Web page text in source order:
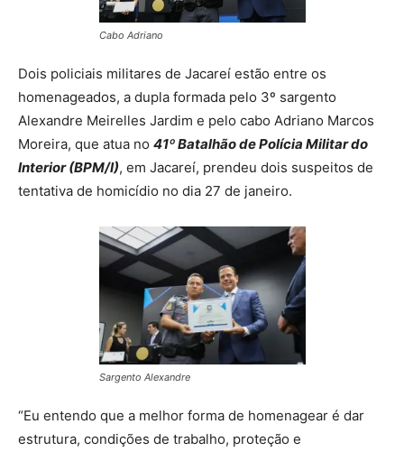
Cabo Adriano
Dois policiais militares de Jacareí estão entre os
homenageados, a dupla formada pelo 3º sargento
Alexandre Meirelles Jardim e pelo cabo Adriano Marcos
Moreira, que atua no 41º Batalhão de Polícia Militar do
Interior (BPM/I), em Jacareí, prendeu dois suspeitos de
tentativa de homicídio no dia 27 de janeiro.
Sargento Alexandre
“Eu entendo que a melhor forma de homenagear é dar
estrutura, condições de trabalho, proteção e